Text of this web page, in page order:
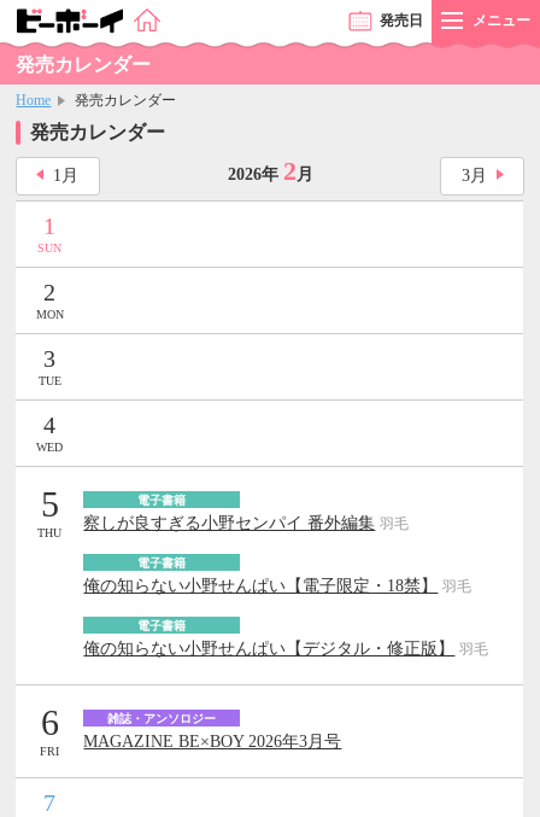
発売日 メニュー
発売カレンダー
Home 発売カレンダー
発売カレンダー
1 月 3月
2026年 2 月
1
SUN
2
MON
3
TUE
4
WED
5
THU
電子書籍
察しが良すぎる小野センパイ 番外編集 羽毛
電子書籍
俺の知らない小野せんぱい【電子限定・18禁】 羽毛
電子書籍
俺の知らない小野せんぱい【デジタル・修正版】 羽毛
6
FRI
雑誌・アンソロジー
MAGAZINE BE×BOY 2026年3月号
7